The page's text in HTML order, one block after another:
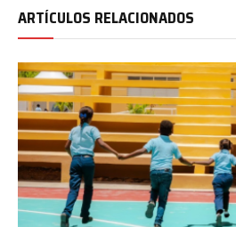
ARTÍCULOS RELACIONADOS